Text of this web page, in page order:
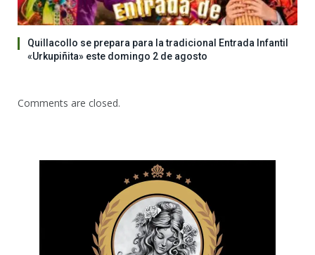
Quillacollo se prepara para la tradicional Entrada Infantil
«Urkupiñita» este domingo 2 de agosto
Comments are closed.